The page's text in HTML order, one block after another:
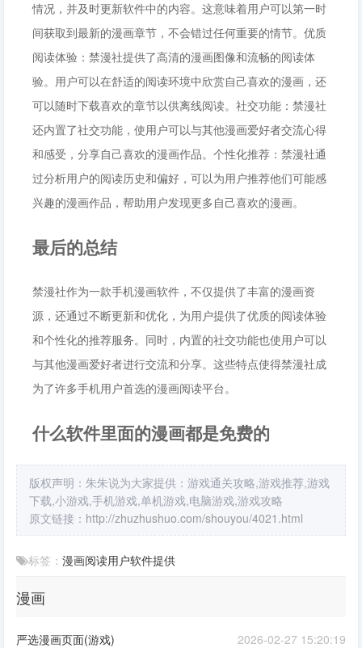
情况，并及时更新软件中的内容。这意味着用户可以第一时
间获取到最新的漫画章节，不会错过任何重要的情节。优质
阅读体验：禁漫社提供了高清的漫画图像和流畅的阅读体
验。用户可以在舒适的阅读环境中欣赏自己喜欢的漫画，还
可以随时下载喜欢的章节以供离线阅读。社交功能：禁漫社
还内置了社交功能，使用户可以与其他漫画爱好者交流心得
和感受，分享自己喜欢的漫画作品。个性化推荐：禁漫社通
过分析用户的阅读历史和偏好，可以为用户推荐他们可能感
兴趣的漫画作品，帮助用户发现更多自己喜欢的漫画。
最后的总结
禁漫社作为一款手机漫画软件，不仅提供了丰富的漫画资
源，还通过不断更新和优化，为用户提供了优质的阅读体验
和个性化的推荐服务。同时，内置的社交功能也使用户可以
与其他漫画爱好者进行交流和分享。这些特点使得禁漫社成
为了许多手机用户首选的漫画阅读平台。
什么软件里面的漫画都是免费的
版权声明：朱朱说为大家提供：游戏通关攻略,游戏推荐,游戏
下载,小游戏,手机游戏,单机游戏,电脑游戏,游戏攻略
原文链接： http://zhuzhushuo.com/shouyou/4021.html
标签： 漫画阅读用户软件提供
漫画
2026-02-27 15:20:19
严选漫画页面(游戏)